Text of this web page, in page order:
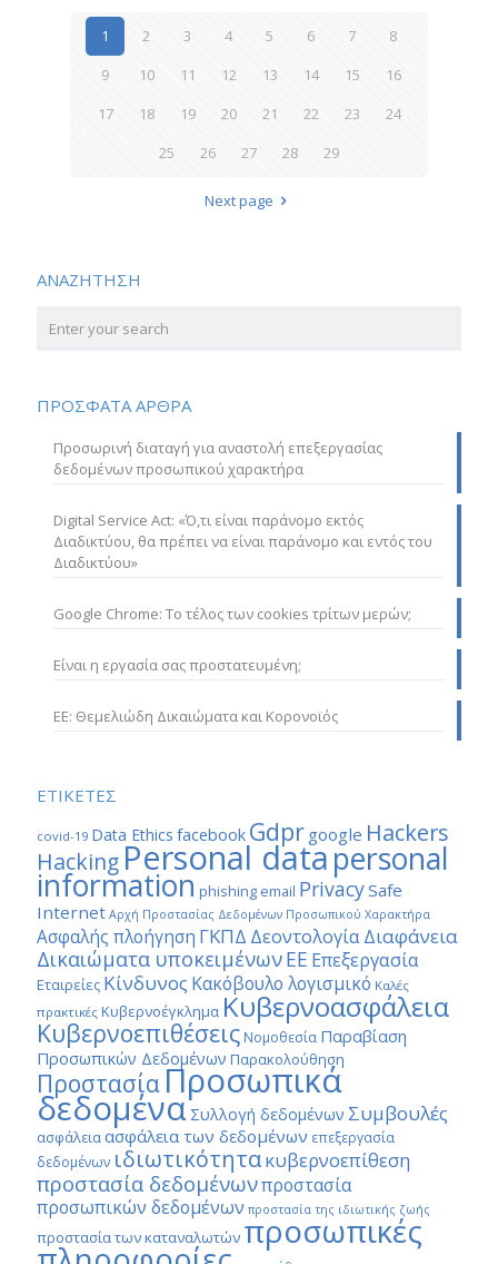
1 2 3 4 5 6 7
8
9
10 11 12 13 14 15
16
17
18 19 20 21 22 23
24
25
26 27 28 29
Next page
ΑΝΑΖΗΤΗΣΗ
ΠΡΟΣΦΑΤΑ ΑΡΘΡΑ
Προσωρινή διαταγή για αναστολή επεξεργασίας
δεδομένων προσωπικού χαρακτήρα
Digital Service Act: «Ό,τι είναι παράνομο εκτός
Διαδικτύου, θα πρέπει να είναι παράνομο και εντός του
Διαδικτύου»
Google Chrome: Το τέλος των cookies τρίτων μερών;
Είναι η εργασία σας προστατευμένη;
ΕΕ: Θεμελιώδη Δικαιώματα και Κορονοϊός
ΕΤΙΚΕΤΕΣ
covid-19 Data Ethics facebook Gdpr google Hackers
Hacking Personal datapersonal
information phishing email PrivacySafe
Internet Αρχή Προστασίας Δεδομένων Προσωπικού Χαρακτήρα
Ασφαλής πλοήγηση ΓΚΠΔ ΔεοντολογίαΔιαφάνεια
Δικαιώματα υποκειμένωνΕΕ Επεξεργασία
Εταιρείες Κίνδυνος Κακόβουλο λογισμικό Καλές
πρακτικές Κυβερνοέγκλημα Κυβερνοασφάλεια
Κυβερνοεπιθέσεις Νομοθεσία Παραβίαση
Προσωπικών Δεδομένων Παρακολούθηση
ΠροστασίαΠροσωπικά
δεδομένα Συλλογή δεδομένων Συμβουλές
ασφάλειαασφάλεια των δεδομένων επεξεργασία
δεδομένων ιδιωτικότητακυβερνοεπίθεση
προστασία δεδομένωνπροστασία
προσωπικών δεδομένων προστασία της ιδιωτικής ζωής
προστασία των καταναλωτών προσωπικές